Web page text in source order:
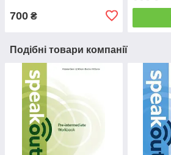
700 ₴
Подібні товари компанії